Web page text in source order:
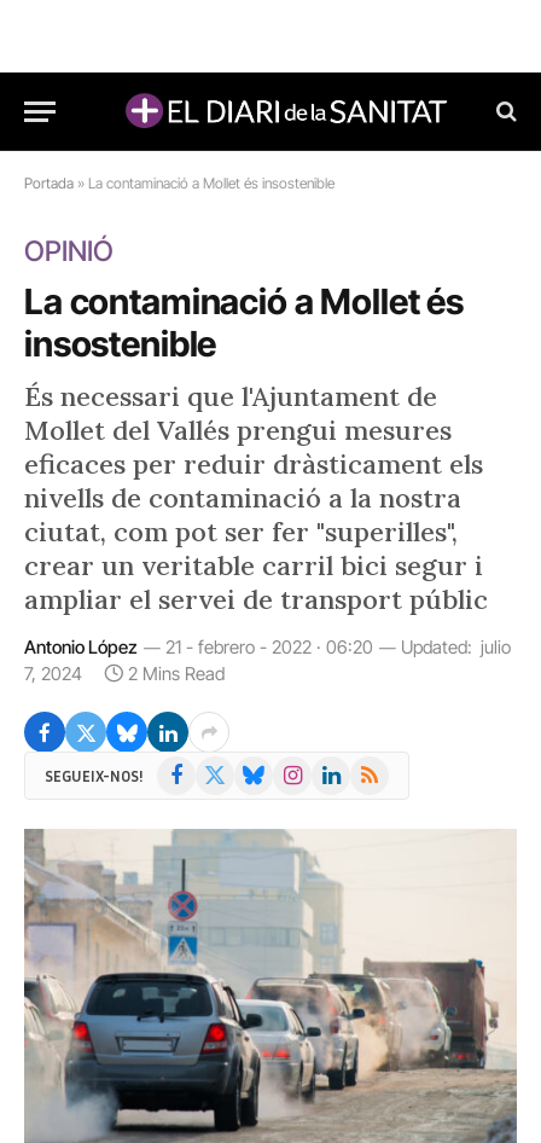
Portada » La contaminació a Mollet és insostenible
OPINIÓ
La contaminació a Mollet és
insostenible
És necessari que l'Ajuntament de
Mollet del Vallés prengui mesures
eficaces per reduir dràsticament els
nivells de contaminació a la nostra
ciutat, com pot ser fer "superilles",
crear un veritable carril bici segur i
ampliar el servei de transport públic
Antonio López 21 - febrero - 2022 · 06:20 Updated: julio
7, 2024
2 Mins Read
SEGUEIX-NOS! Facebook BlueskyInstagramLinkedIn
RSS